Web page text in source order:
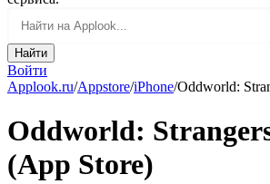
Войти
Applook.ru/Appstore/iPhone/Oddworld:
Oddworld:
(App Store)